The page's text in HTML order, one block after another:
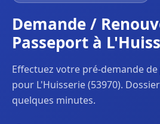
Demande /
Passeport à
Effectuez votre pré-demande
pour L'Huisserie (53970).
quelques minutes.